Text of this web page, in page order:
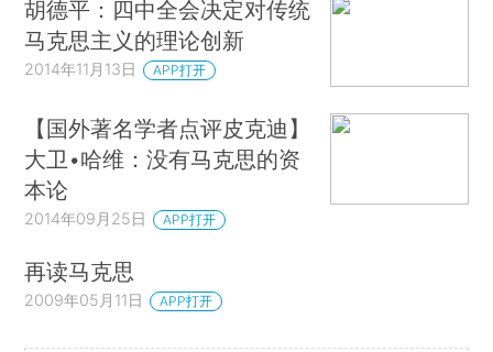
胡德平：四中全会决定对传统
马克思主义的理论创新
2014年11月13日 APP打开
【国外著名学者点评皮克迪】
大卫•哈维：没有马克思的资
本论
2014年09月25日 APP打开
再读马克思
2009年05月11日 APP打开